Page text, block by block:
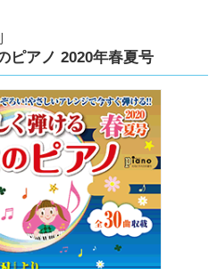
ピアノ 2020年春夏号